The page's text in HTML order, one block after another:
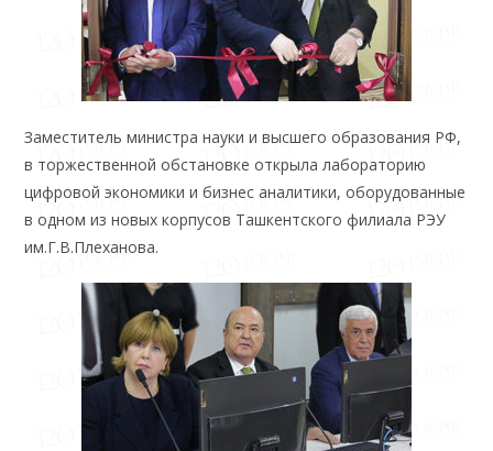
Заместитель министра науки и высшего образования РФ,
в торжественной обстановке открыла лабораторию
цифровой экономики и бизнес аналитики, оборудованные
в одном из новых корпусов Ташкентского филиала РЭУ
им.Г.В.Плеханова.